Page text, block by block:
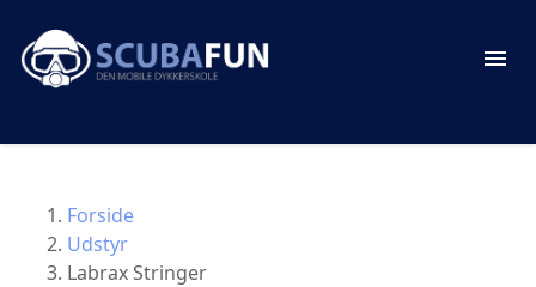
Forside
Udstyr
Labrax Stringer